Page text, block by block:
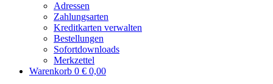
Adressen
Zahlungsarten
Kreditkarten verwalten
Bestellungen
Sofortdownloads
Merkzettel
Warenkorb 0 € 0,00